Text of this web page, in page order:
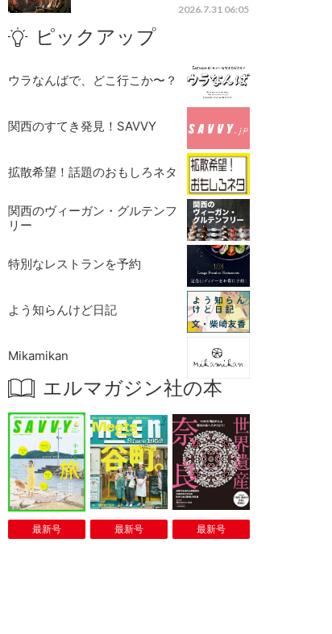
2026.7.31 06:05
ピックアップ
ウラなんばで、どこ行こか〜？
関西のすてき発見！SAVVY
拡散希望！話題のおもしろネタ
関西のヴィーガン・グルテンフ
リー
特別なレストランを予約
よう知らんけど日記
Mikamikan
エルマガジン社の本
最新号 最新号 最新号